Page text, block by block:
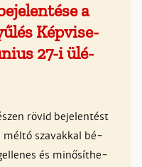
a
Kép­vi­se­
27-i ülé­
rö­vid be­je­len­tést
mél­tó sza­vak­kal bé­
és mi­nő­sít­he­